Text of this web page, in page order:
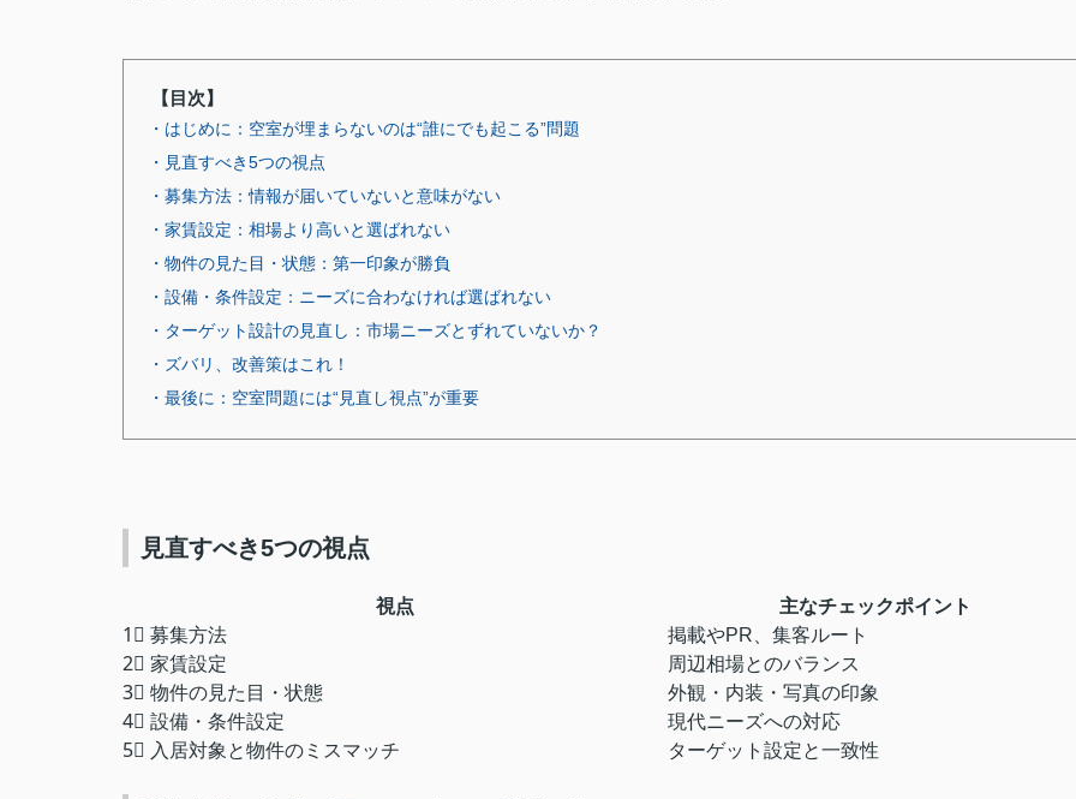
【目次】
・はじめに：空室が埋まらないのは“誰にでも起こる”問題
・見直すべき5つの視点
・募集方法：情報が届いていないと意味がない
・家賃設定：相場より高いと選ばれない
・物件の見た目・状態：第一印象が勝負
・設備・条件設定：ニーズに合わなければ選ばれない
・ターゲット設計の見直し：市場ニーズとずれていないか？
・ズバリ、改善策はこれ！
・最後に：空室問題には“見直し視点”が重要
見直すべき5つの視点
視点
主なチェックポイント
1⃣ 募集方法
掲載やPR、集客ルート
2⃣ 家賃設定
周辺相場とのバランス
3⃣ 物件の見た目・状態
外観・内装・写真の印象
4⃣ 設備・条件設定
現代ニーズへの対応
5⃣ 入居対象と物件のミスマッチ
ターゲット設定と一致性